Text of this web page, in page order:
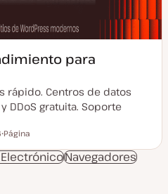
para
rápido. Centros de datos
DDoS gratuita. Soporte
i
p
Página
Navegadores